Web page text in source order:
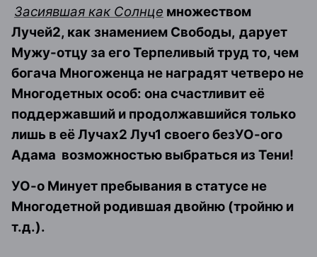
Засиявшая как Солнце множеством
Лучей2, как знамением Свободы, дарует
Мужу-отцу за его Терпеливый труд то, чем
богача Многоженца не наградят четверо не
Многодетных особ: она счастливит её
поддержавший и продолжавшийся только
лишь в её Лучах2 Луч1 своего безУО-ого
Адама возможностью выбраться из Тени!
УО-о Минует пребывания в статусе не
Многодетной родившая двойню (тройню и
т.д.).